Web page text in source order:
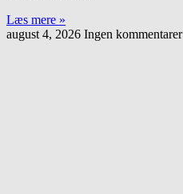
Læs mere »
august 4, 2026 Ingen kommentarer